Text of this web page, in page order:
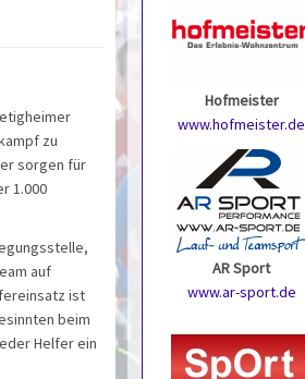
zu
sorgen für
1.000
auf
ist
beim
Helfer ein
Hofmeister
www.hofmeister.de
AR Sport
www.ar-sport.de